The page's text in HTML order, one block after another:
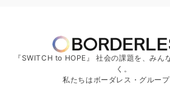
『SWITCH to HOPE』 社会の課題を、みん
く。
私たちはボーダレス・グルー